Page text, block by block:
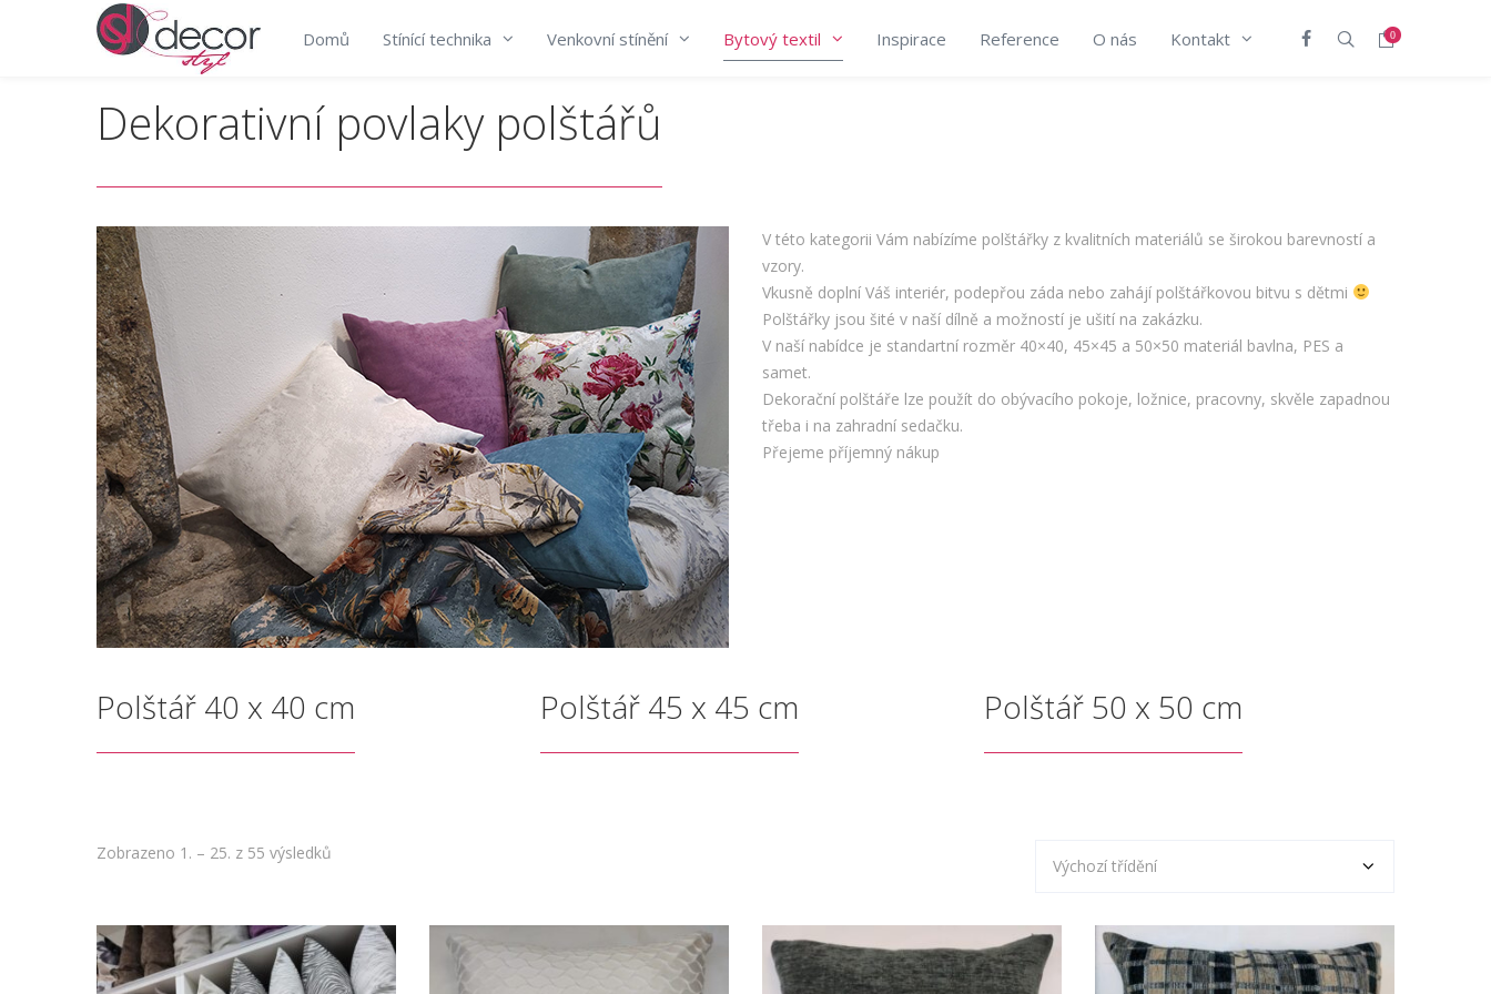
0
Domů Stínící technika Venkovní stínění Bytový textil Inspirace Reference O nás Kontakt
Dekorativní povlaky polštářů
V této kategorii Vám nabízíme polštářky z kvalitních materiálů se širokou barevností a
vzory.
Vkusně doplní Váš interiér, podepřou záda nebo zahájí polštářkovou bitvu s dětmi
Polštářky jsou šité v naší dílně a možností je ušití na zakázku.
V naší nabídce je standartní rozměr 40×40, 45×45 a 50×50 materiál bavlna, PES a
samet.
Dekorační polštáře lze použít do obývacího pokoje, ložnice, pracovny, skvěle zapadnou
třeba i na zahradní sedačku.
Přejeme příjemný nákup
Polštář 40 x 40 cm Polštář 45 x 45 cm Polštář 50 x 50 cm
Zobrazeno 1. – 25. z 55 výsledků